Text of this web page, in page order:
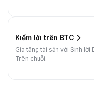
Kiếm lời trên BTC
Gia tăng tài sản với Sinh lời
Trên chuỗi.